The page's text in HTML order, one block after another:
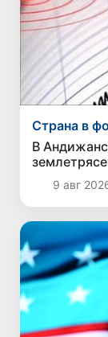
Страна в
В
9 авг